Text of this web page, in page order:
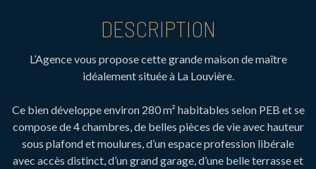
DESCRIPTION
L’Agence vous propose cette grande maison de maître
idéalement située à La Louvière.
Ce bien développe environ 280 m² habitables selon PEB et se
compose de 4 chambres, de belles pièces de vie avec hauteur
sous plafond et moulures, d’un espace profession libérale
avec accès distinct, d’un grand garage, d’une belle terrasse et